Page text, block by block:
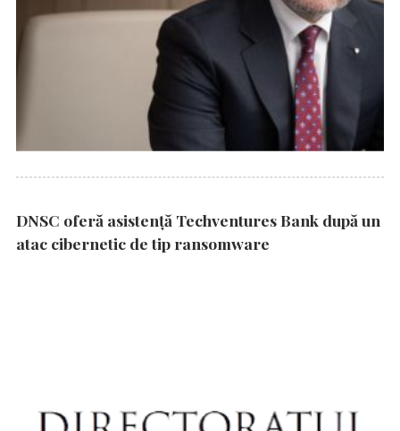
DNSC oferă asistență Techventures Bank după un
atac cibernetic de tip ransomware